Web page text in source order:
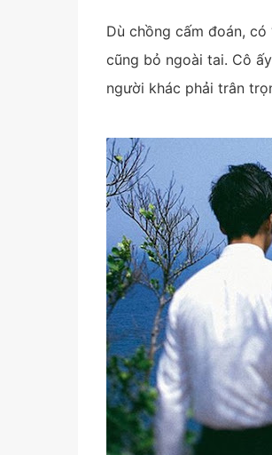
Dù chồng cấm đoán,
cũng bỏ ngoài tai. Cô
người khác phải trân